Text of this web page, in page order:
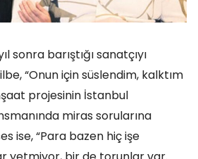
sonra barıştığı sanatçıyı
“Onun için süslendim, kalktım
projesinin İstanbul
miras sorularına
ise, “Para bazen hiç işe